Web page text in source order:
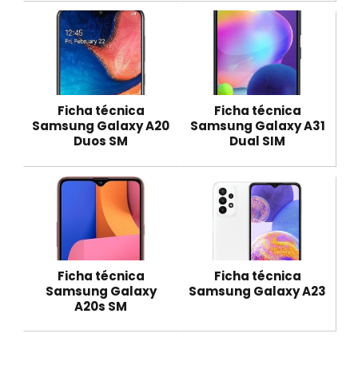
Ficha técnica
Samsung Galaxy A20
Duos SM
Ficha técnica
Samsung Galaxy A31
Dual SIM
Ficha técnica
Samsung Galaxy
A20s SM
Ficha técnica
Samsung Galaxy A23